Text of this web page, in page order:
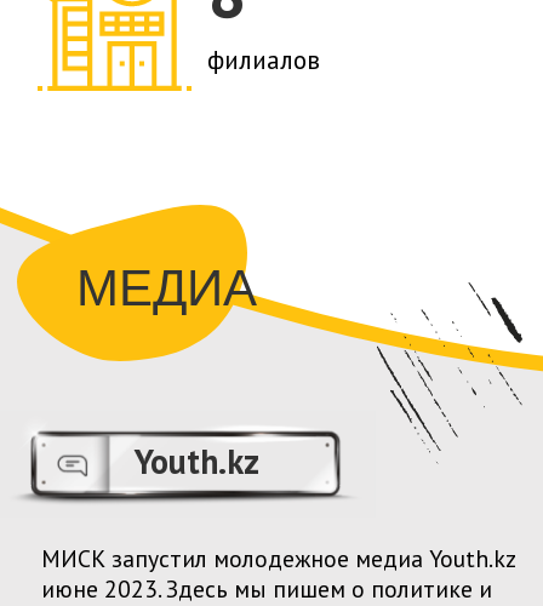
ПОДДЕРЖАТЬ НАС
ПРОЕКТЫ
Проект работает во время каждых выборов с
1999 года. Здесь мы обучаем молодежь
электоральной грамотности, наблюдению за
В 2023 году мы наблюдали на парламентских